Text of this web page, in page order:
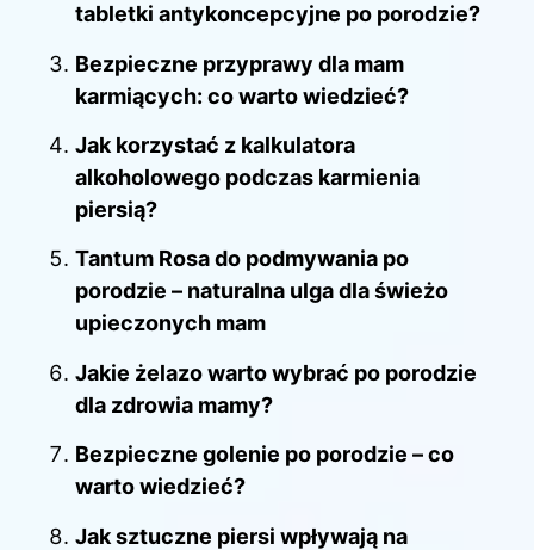
tabletki antykoncepcyjne po porodzie?
Bezpieczne przyprawy dla mam
karmiących: co warto wiedzieć?
Jak korzystać z kalkulatora
alkoholowego podczas karmienia
piersią?
Tantum Rosa do podmywania po
porodzie – naturalna ulga dla świeżo
upieczonych mam
Jakie żelazo warto wybrać po porodzie
dla zdrowia mamy?
Bezpieczne golenie po porodzie – co
warto wiedzieć?
Jak sztuczne piersi wpływają na